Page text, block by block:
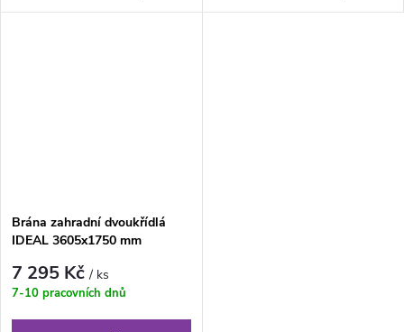
drátěné ploty. Výplň z
drátěné ploty. Výplň z
Brána zahradní dvoukřídlá
IDEAL 3605x1750 mm
7 295 Kč/ ks
7-10 pracovních dnů